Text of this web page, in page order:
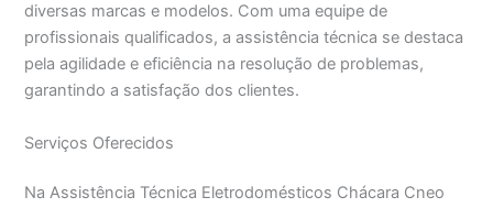
diversas marcas e modelos. Com uma equipe de
profissionais qualificados, a assistência técnica se destaca
pela agilidade e eficiência na resolução de problemas,
garantindo a satisfação dos clientes.
Serviços Oferecidos
Na Assistência Técnica Eletrodomésticos Chácara Cneo